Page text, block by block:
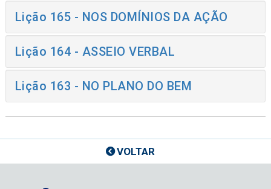
Lição 165 - NOS DOMÍNIOS DA AÇÃO
Lição 164 - ASSEIO VERBAL
Lição 163 - NO PLANO DO BEM
VOLTAR